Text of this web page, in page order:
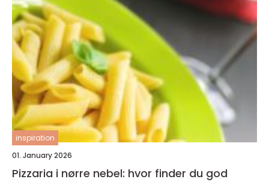
inspiration
01. January 2026
Pizzaria i nørre nebel: hvor finder du god